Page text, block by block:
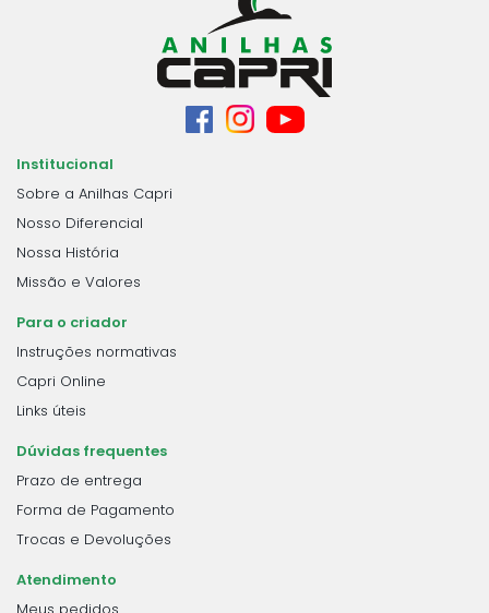
Institucional
Sobre a Anilhas Capri
Nosso Diferencial
Nossa História
Missão e Valores
Para o criador
Instruções normativas
Capri Online
Links úteis
Dúvidas frequentes
Prazo de entrega
Forma de Pagamento
Trocas e Devoluções
Atendimento
Meus pedidos